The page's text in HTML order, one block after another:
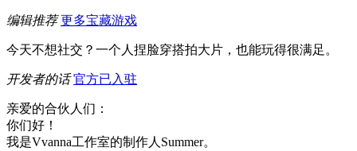
编辑推荐 更多宝藏游戏
今天不想社交？一个人捏脸穿搭拍大片，也能玩得很满足。
开发者的话 官方已入驻
亲爱的合伙人们：
你们好！
我是Vvanna工作室的制作人Summer。